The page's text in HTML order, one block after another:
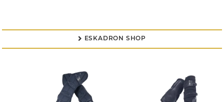
 ESKADRON SHOP